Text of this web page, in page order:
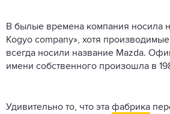
В былые времена компания носила
Kogyo company», хотя
всегда носили название Mazda.
имени собственного произошла в
Удивительно то, что эта фабрика